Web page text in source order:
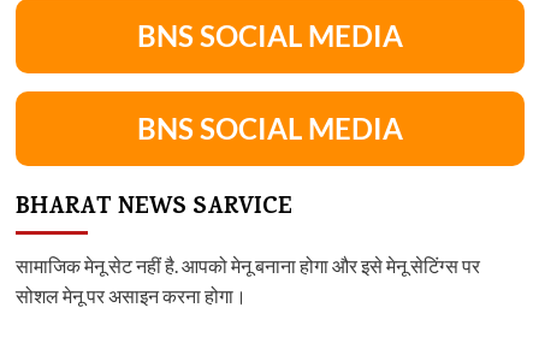
BNS SOCIAL MEDIA
BNS SOCIAL MEDIA
BHARAT NEWS SARVICE
सामाजिक मेनू सेट नहीं है. आपको मेनू बनाना होगा और इसे मेनू सेटिंग्स पर
सोशल मेनू पर असाइन करना होगा।